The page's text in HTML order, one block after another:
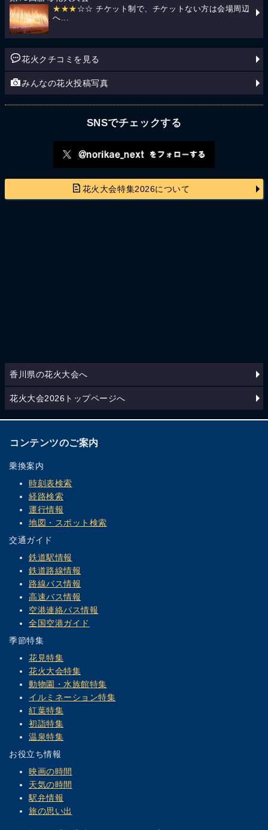
★★★ ☆☆ チケット制で、チケットない方は会場周辺
へ...
花火クチコミを見る
みんなの花火投稿写真
SNSでチェックする
花火大会特集2026について
香川県の花火大会へ
花火大会2026トップページへ
コンテンツのご案内
乗換案内
時刻表検索
経路検索
運行情報
地図・スポット検索
交通ガイド
鉄道駅情報
鉄道路線情報
路線バス情報
高速バス情報
空港連絡バス情報
全国空港ガイド
季節特集
花見特集
花火大会特集
動物園・水族館特集
イルミネーション特集
紅葉特集
初詣特集
温泉特集
お役立ち情報
映画の時間
天気の時間
駅弁情報
旅の思い出